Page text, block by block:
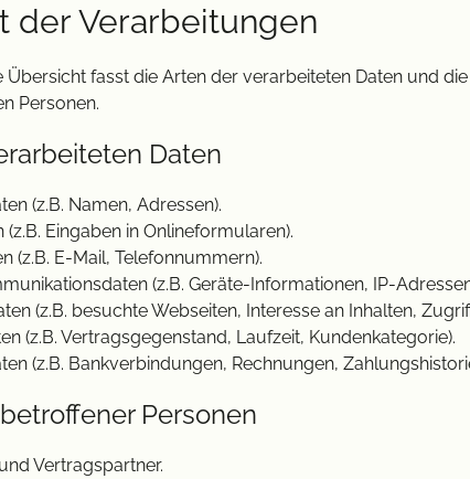
der Verarbeitungen
Übersicht fasst die Arten der verarbeiteten Daten und
Personen.
Daten
(z.B. Namen, Adressen).
(z.B. Eingaben in Onlineformularen).
(z.B. E-Mail, Telefonnummern).
(z.B. Geräte-Informationen, IP-
(z.B. besuchte Webseiten, Interesse an Inhalten,
(z.B. Vertragsgegenstand, Laufzeit, Kundenkategorie).
(z.B. Bankverbindungen, Rechnungen,
Personen
Vertragspartner.